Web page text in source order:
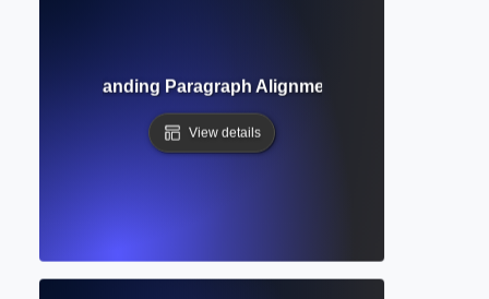
Understanding Paragraph Alignment and Formatting
View details